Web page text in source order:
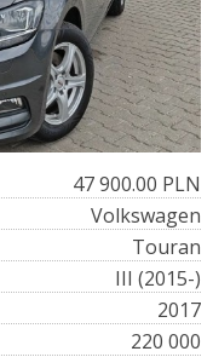
47 900.00 PLN
Volkswagen
Touran
III (2015-)
2017
220 000